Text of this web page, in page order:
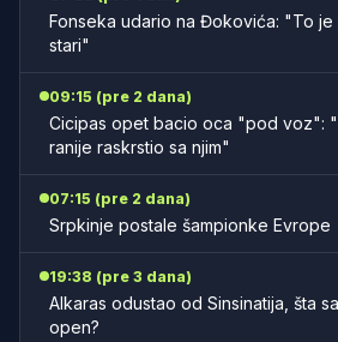
Fonseka udario na Đokovića: "To
stari"
09:15 (pre 2 dana)
Cicipas opet bacio oca "pod voz":
ranije raskrstio sa njim"
07:15 (pre 2 dana)
Srpkinje postale šampionke Evrope
19:38 (pre 3 dana)
Alkaras odustao od Sinsinatija, šta
open?